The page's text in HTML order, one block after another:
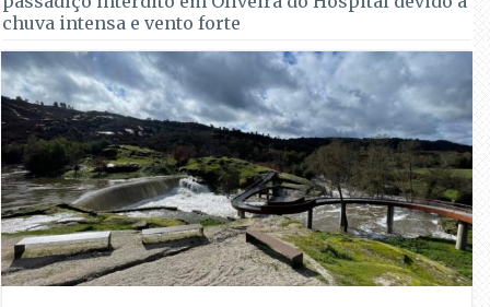
chuva intensa e vento forte